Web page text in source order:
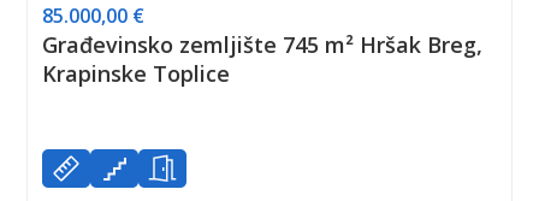
85.000,00 €
Građevinsko zemljište 745 m² Hršak Breg,
Krapinske Toplice